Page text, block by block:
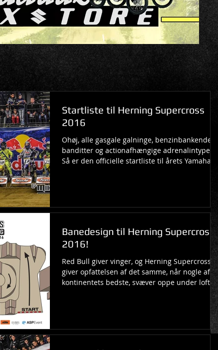
Startliste til Herning Supercross
2016
Ohøj, alle gasgale galninge, benzinbankende
banditter og actionafhængige adrenalintyper!
Så er den officielle startliste til årets Yamaha...
Banedesign til Herning Supercross
2016!
Red Bull giver vinger, og Herning Supercross
giver opfattelsen af det samme, når nogle af
kontinentets bedste, svæver oppe under loftet